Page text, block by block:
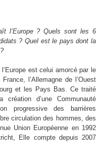
l’Europe ? Quels sont les 6
? Quel est le pays dont la
est celui amorcé par le
l’Allemagne de l’Ouest
et les Pays Bas. Ce traité
d’une Communauté
progressive des barrières
circulation des hommes, des
Union Européenne en 1992
Elle compte depuis 2007